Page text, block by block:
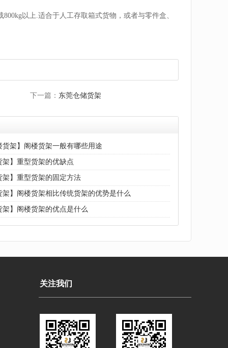
以上.适合于人工存取箱式货物，或者与零件盒、
下一篇： 东莞仓储货架
货架】阁楼货架一般有哪些用途
架】重型货架的优缺点
架】重型货架的固定方法
架】阁楼货架相比传统货架的优势是什么
架】阁楼货架的优点是什么
关注我们